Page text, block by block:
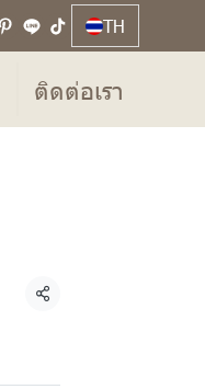
TH
ติดต่อเรา
แชร์